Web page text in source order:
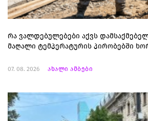
რა ვალდებულებები აქვს
მაღალი ტემპერატურის პირობებში
07. 08. 2026 ახალი ამბები